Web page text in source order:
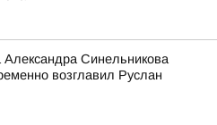
Александра Синельникова
возглавил Руслан